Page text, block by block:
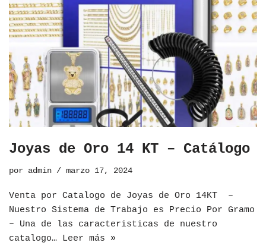
Joyas de Oro 14 KT – Catálogo
por admin marzo 17, 2024
Venta por Catalogo de Joyas de Oro 14KT –
Nuestro Sistema de Trabajo es Precio Por Gramo
– Una de las caracteristicas de nuestro
catalogo… Leer más »